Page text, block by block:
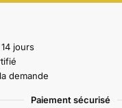
jours
demande
Paiement sécurisé